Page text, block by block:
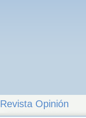
Revista Opinión